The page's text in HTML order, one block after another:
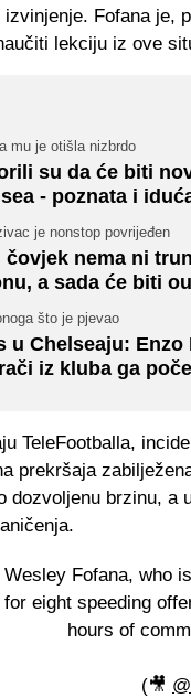
Fofana je,
lekciju iz ove
mu je otišla nizbrdo
su da će biti
- poznata i
je nonstop povrijeđen
čovjek nema ni
a sada će biti
što je pjevao
u Chelseaju:
iz kluba ga
TeleFootballa,
prekršaja
dozvoljenu brzinu, a
Wesley Fofana, who
for eight speeding
hours of
(🎥